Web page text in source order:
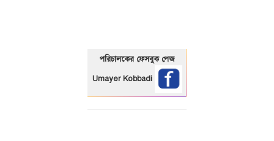
পরিচালকের ফেসবুক পেজ
Umayer Kobbadi